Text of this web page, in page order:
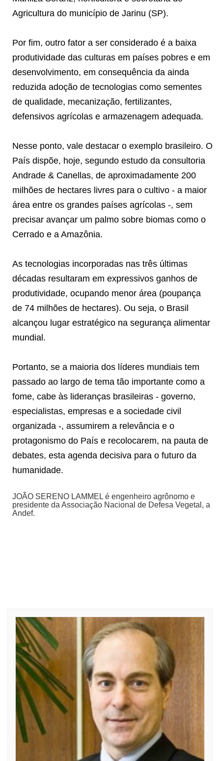
Agricultura do município de Jarinu (SP).
Por fim, outro fator a ser considerado é a baixa
produtividade das culturas em países pobres e em
desenvolvimento, em consequência da ainda
reduzida adoção de tecnologias como sementes
de qualidade, mecanização, fertilizantes,
defensivos agrícolas e armazenagem adequada.
Nesse ponto, vale destacar o exemplo brasileiro. O
País dispõe, hoje, segundo estudo da consultoria
Andrade & Canellas, de aproximadamente 200
milhões de hectares livres para o cultivo - a maior
área entre os grandes países agrícolas -, sem
precisar avançar um palmo sobre biomas como o
Cerrado e a Amazônia.
As tecnologias incorporadas nas três últimas
décadas resultaram em expressivos ganhos de
produtividade, ocupando menor área (poupança
de 74 milhões de hectares). Ou seja, o Brasil
alcançou lugar estratégico na segurança alimentar
mundial.
Portanto, se a maioria dos líderes mundiais tem
passado ao largo de tema tão importante como a
fome, cabe às lideranças brasileiras - governo,
especialistas, empresas e a sociedade civil
organizada -, assumirem a relevância e o
protagonismo do País e recolocarem, na pauta de
debates, esta agenda decisiva para o futuro da
humanidade.
JOÃO SERENO LAMMEL é engenheiro agrônomo e
presidente da Associação Nacional de Defesa Vegetal, a
Andef.